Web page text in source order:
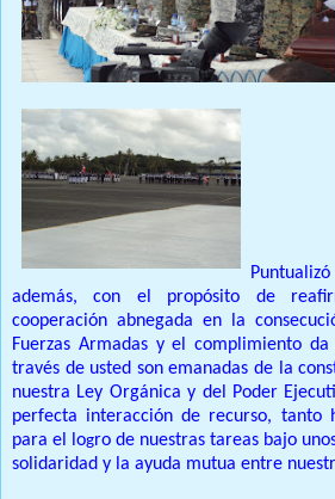
además, con el propósito de
cooperación abnegada en la
Fuerzas Armadas y el complimiento
través de usted son emanadas de la
nuestra Ley Orgánica y del Poder
perfecta interacción de recurso, tanto
para el logro de nuestras tareas bajo
solidaridad y la ayuda mutua entre